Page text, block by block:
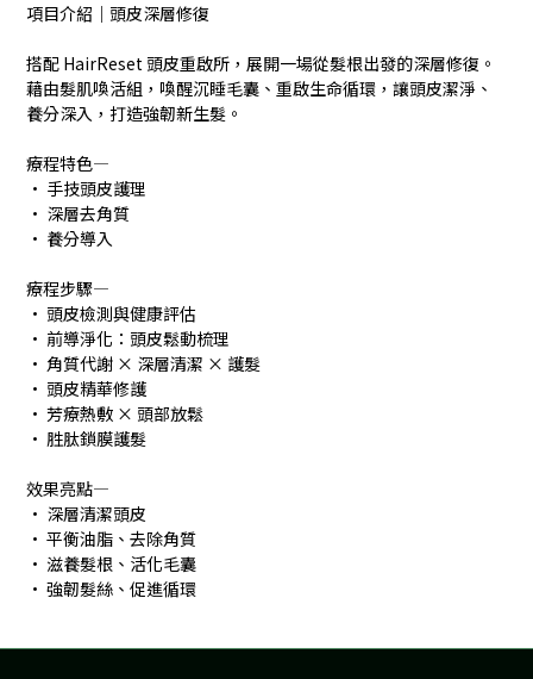
項目介紹｜頭皮深層修復
搭配 HairReset 頭皮重啟所，展開一場從髮根出發的深層修復。
藉由髮肌喚活組，喚醒沉睡毛囊、重啟生命循環，讓頭皮潔淨、
養分深入，打造強韌新生髮。
療程特色―
• 手技頭皮護理
• 深層去角質
• 養分導入
療程步驟―
• 頭皮檢測與健康評估
• 前導淨化：頭皮鬆動梳理
• 角質代謝 × 深層清潔 × 護髮
• 頭皮精華修護
• 芳療熱敷 × 頭部放鬆
• 胜肽鎖膜護髮
效果亮點―
• 深層清潔頭皮
• 平衡油脂、去除角質
• 滋養髮根、活化毛囊
• 強韌髮絲、促進循環